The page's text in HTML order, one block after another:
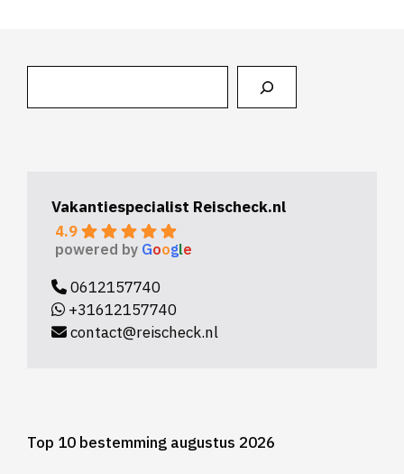
Vakantiespecialist Reischeck.nl
4.9
powered by Google
0612157740
+31612157740
contact@reischeck.nl
Top 10 bestemming augustus 2026